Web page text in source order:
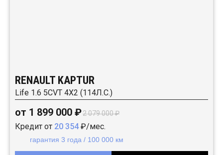
RENAULT KAPTUR
Life 1.6 5CVT 4X2 (114Л.С.)
от 1 899 000 ₽2 079 000 ₽
Кредит от 20 354₽/мес.
гарантия 3 года / 100 000 км